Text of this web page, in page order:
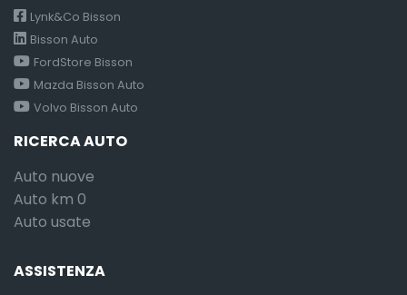
Lynk&Co Bisson
Bisson Auto
FordStore Bisson
Mazda Bisson Auto
Volvo Bisson Auto
RICERCA AUTO
Auto nuove
Auto km 0
Auto usate
ASSISTENZA